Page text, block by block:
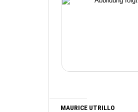
MAURICE UTRILLO